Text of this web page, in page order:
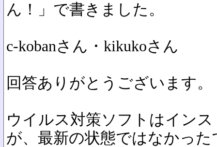
ん！」で書きました。
c-kobanさん・kikukoさん
回答ありがとうございます。
ウイルス対策ソフトはイン
が、最新の状態ではなかった